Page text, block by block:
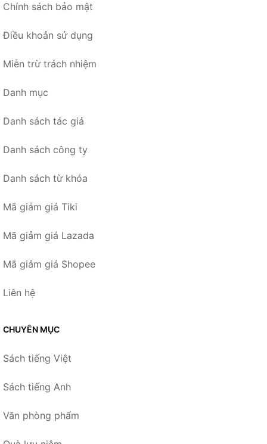
Chính sách bảo mật
Điều khoản sử dụng
Miễn trừ trách nhiệm
Danh mục
Danh sách tác giả
Danh sách công ty
Danh sách từ khóa
Mã giảm giá Tiki
Mã giảm giá Lazada
Mã giảm giá Shopee
Liên hệ
CHUYÊN MỤC
Sách tiếng Việt
Sách tiếng Anh
Văn phòng phẩm